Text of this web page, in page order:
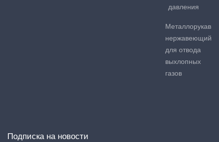
давления
Металлорукав
нержавеющий
для отвода
выхлопных
газов
Подписка на новости